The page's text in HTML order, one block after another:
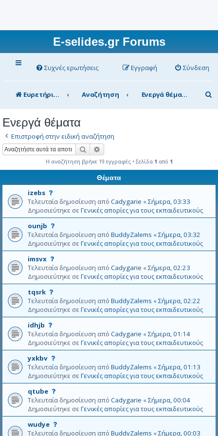
E-selides.gr Forums
Συχνές ερωτήσεις Σύνδεση
Εγγραφή
Ευρετήριο Δ. Συζήτησης Αναζήτηση Ενεργά θέματα
ν
Ενεργά θέματα
Επιστροφή στην ειδική αναζήτηση
Αναζήτηση
Η αναζήτηση βρήκε 19 εγγραφές • Σελίδα 1 από 1
Θέματα
izebs
υ
τ
ό
ο
θ
έ
α
δ
ε
γ
ρ
ί
θ
κ
ε
Τελευταία δημοσίευση από Cadygarie «Σήμερα, 03:33
Δημοσιεύτηκε σε Γενικές απορίες για τους εκπαιδευτικούς
ounjb
υ
τ
ό
ο
θ
έ
α
δ
ν
γ
ρ
ί
θ
κ
ε
Τελευταία δημοσίευση από BuddyZalems «Σήμερα, 03:32
Δημοσιεύτηκε σε Γενικές απορίες για τους εκπαιδευτικούς
imsvx
υ
τ
ό
ο
θ
έ
α
δ
γ
ρ
ί
θ
η
κ
Τελευταία δημοσίευση από Cadygarie «Σήμερα, 02:23
Δημοσιεύτηκε σε Γενικές απορίες για τους εκπαιδευτικούς
tqsrk
υ
τ
ό
ο
θ
έ
α
δ
γ
κ
ρ
Τελευταία δημοσίευση από BuddyZalems «Σήμερα, 02:22
Δημοσιεύτηκε σε Γενικές απορίες για τους εκπαιδευτικούς
idhjb
υ
τ
ό
τ
ο
θ
έ
α
δ
ε
Τελευταία δημοσίευση από Cadygarie «Σήμερα, 01:14
Δημοσιεύτηκε σε Γενικές απορίες για τους εκπαιδευτικούς
yxkbv
υ
τ
ό
ο
θ
έ
Τελευταία δημοσίευση από BuddyZalems «Σήμερα, 01:13
Δημοσιεύτηκε σε Γενικές απορίες για τους εκπαιδευτικούς
qtube
υ
τ
ό
Τελευταία δημοσίευση από Cadygarie «Σήμερα, 00:04
Δημοσιεύτηκε σε Γενικές απορίες για τους εκπαιδευτικούς
wudye
υ
Τελευταία δημοσίευση από BuddyZalems «Σήμερα, 00:03